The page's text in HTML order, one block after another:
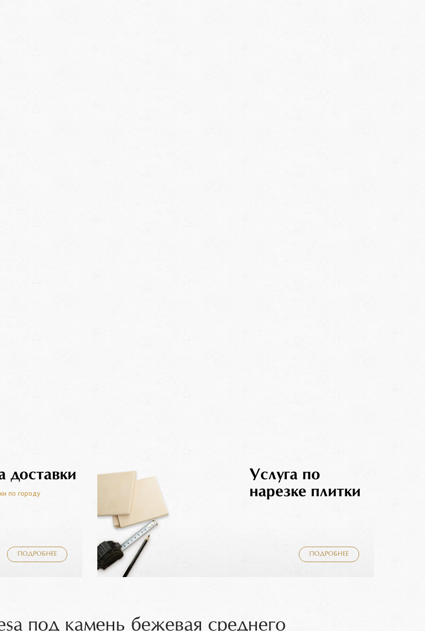
доставки
по городу
ПОДРОБНЕЕ
Услуга по
нарезке плитки
ПОДРОБНЕЕ
под камень бежевая среднего